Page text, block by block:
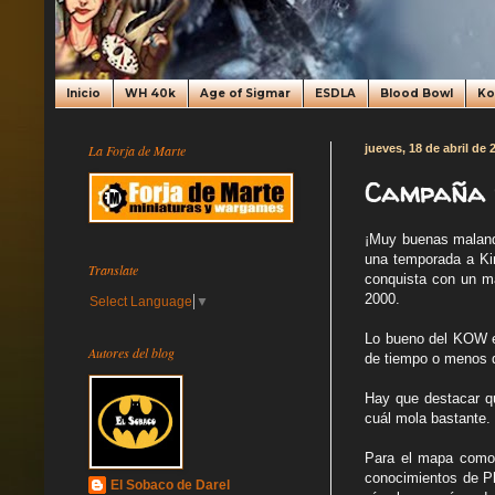
Inicio WH 40k Age of Sigmar ESDLA Blood Bowl
jueves, 18 de abril de
¡Muy buenas
una temporada a
conquista con un
2000.
Lo bueno del
de tiempo o menos
Hay que destacar
cuál mola bastante.
Para el mapa
conocimientos de
La Forja de Marte
Translate
Select Language ▼
Autores del blog
El Sobaco de Darel